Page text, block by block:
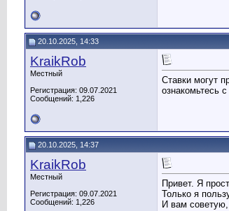
20.10.2025, 14:33
KraikRob
Местный
Регистрация: 09.07.2021
Сообщений: 1,226
Ставки могут
ознакомьтесь
20.10.2025, 14:37
KraikRob
Местный
Регистрация: 09.07.2021
Сообщений: 1,226
Привет. Я
Только я
И вам